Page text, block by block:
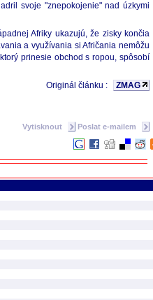
svoje "znepokojenie" nad úzkymi
Afriky ukazujú, že zisky končia
a využívania si Afričania nemôžu
prinesie obchod s ropou, spôsobí
Originál článku :
ZMAG
Vytisknout Poslat e-mailem